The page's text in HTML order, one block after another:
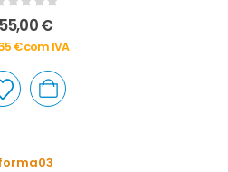
0out of 5
55,00€
€com IVA